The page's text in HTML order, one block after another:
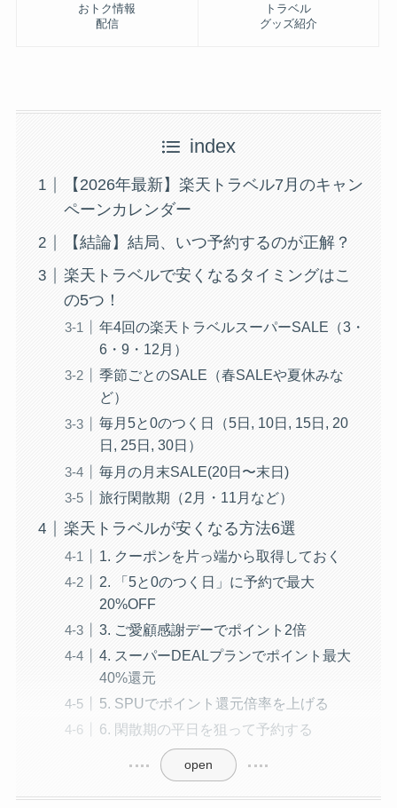
おトク情報
配信
トラベル
グッズ紹介
index
【2026年最新】楽天トラベル7月のキャン
ペーンカレンダー
【結論】結局、いつ予約するのが正解？
楽天トラベルで安くなるタイミングはこ
の5つ！
年4回の楽天トラベルスーパーSALE（3・
6・9・12月）
季節ごとのSALE（春SALEや夏休みな
ど）
毎月5と0のつく日（5日, 10日, 15日, 20
日, 25日, 30日）
毎月の月末SALE(20日〜末日)
旅行閑散期（2月・11月など）
楽天トラベルが安くなる方法6選
1. クーポンを片っ端から取得しておく
2. 「5と0のつく日」に予約で最大
20%OFF
3. ご愛顧感謝デーでポイント2倍
4. スーパーDEALプランでポイント最大
40%還元
5. SPUでポイント還元倍率を上げる
6. 閑散期の平日を狙って予約する
open